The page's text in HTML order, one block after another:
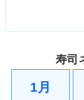
寿司
1月